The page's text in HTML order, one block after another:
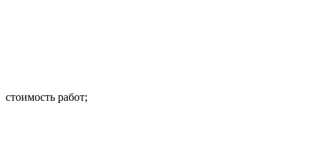
стоимость работ;